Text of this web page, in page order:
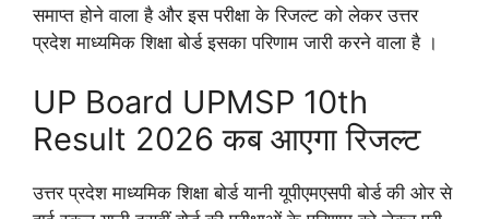
समाप्त होने वाला है और इस परीक्षा के रिजल्ट को लेकर उत्तर
प्रदेश माध्यमिक शिक्षा बोर्ड इसका परिणाम जारी करने वाला है ।
UP Board UPMSP 10th
Result 2026 कब आएगा रिजल्ट
उत्तर प्रदेश माध्यमिक शिक्षा बोर्ड यानी यूपीएमएसपी बोर्ड की ओर से